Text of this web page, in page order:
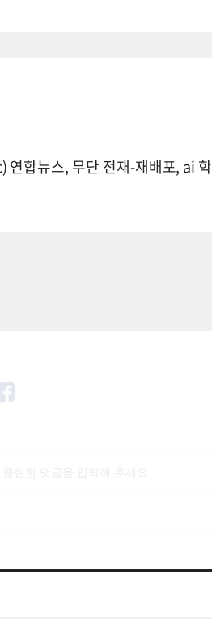
연합뉴스, 무단 전재-재배포, ai